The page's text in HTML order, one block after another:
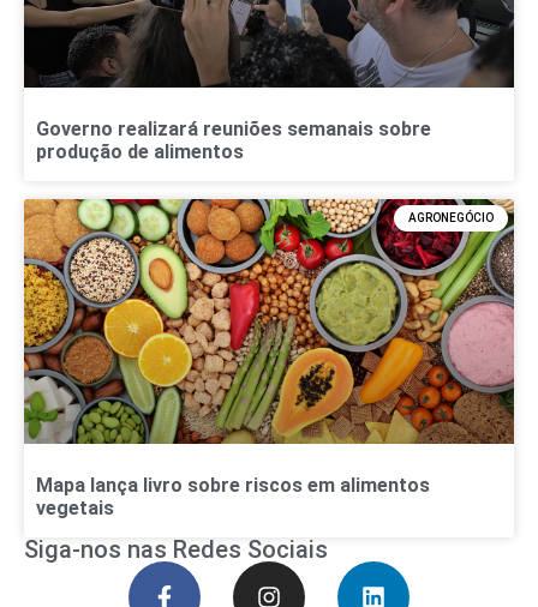
Governo realizará reuniões semanais sobre
produção de alimentos
AGRONEGÓCIO
Mapa lança livro sobre riscos em alimentos
vegetais
Siga-nos nas Redes Sociais